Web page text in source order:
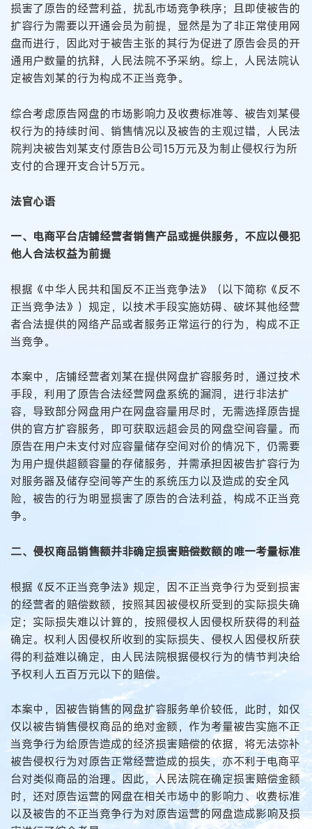
损害了原告的经营利益，扰乱市场竞争秩序；且即使被告的
扩容行为需要以开通会员为前提，显然是为了非正常使用网
盘而进行，因此对于被告主张的其行为促进了原告会员的开
通用户数量的抗辩，人民法院不予采纳。综上，人民法院认
定被告刘某的行为构成不正当竞争。
综合考虑原告网盘的市场影响力及收费标准等、被告刘某侵
权行为的持续时间、销售情况以及被告的主观过错，人民法
院判决被告刘某支付原告B公司15万元及为制止侵权行为所
支付的合理开支合计5万元。
法官心语
一、电商平台店铺经营者销售产品或提供服务，不应以侵犯
他人合法权益为前提
根据《中华人民共和国反不正当竞争法》（以下简称《反不
正当竞争法》）规定，以技术手段实施妨碍、破坏其他经营
者合法提供的网络产品或者服务正常运行的行为，构成不正
当竞争。
本案中，店铺经营者刘某在提供网盘扩容服务时，通过技术
手段，利用了原告合法经营网盘系统的漏洞，进行非法扩
容，导致部分网盘用户在网盘容量用尽时，无需选择原告提
供的官方扩容服务，即可获取远超会员的网盘空间容量。而
原告在用户未支付对应容量储存空间对价的情况下，仍需要
为用户提供超额容量的存储服务，并需承担因被告扩容行为
对服务器及储存空间等产生的系统压力以及造成的安全风
险，被告的行为明显损害了原告的合法利益，构成不正当竞
争。
二、侵权商品销售额并非确定损害赔偿数额的唯一考量标准
根据《反不正当竞争法》规定，因不正当竞争行为受到损害
的经营者的赔偿数额，按照其因被侵权所受到的实际损失确
定；实际损失难以计算的，按照侵权人因侵权所获得的利益
确定。权利人因侵权所收到的实际损失、侵权人因侵权所获
得的利益难以确定，由人民法院根据侵权行为的情节判决给
予权利人五百万元以下的赔偿。
本案中，因被告销售的网盘扩容服务单价较低，此时，如仅
仅以被告销售侵权商品的绝对金额，作为考量被告实施不正
当竞争行为给原告造成的经济损害赔偿的依据，将无法弥补
被告侵权行为对原告正常经营造成的损失，亦不利于电商平
台对类似商品的治理。因此，人民法院在确定损害赔偿金额
时，还对原告运营的网盘在相关市场中的影响力、收费标准
以及被告的不正当竞争行为对原告运营的网盘造成影响及损